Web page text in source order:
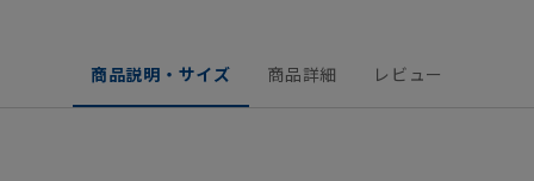
商品説明・サイズ 商品詳細 レビュー